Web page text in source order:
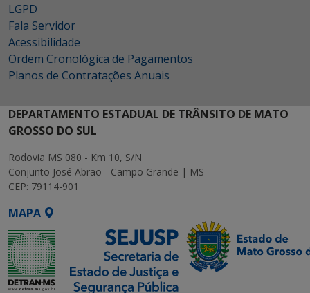
LGPD
Fala Servidor
Acessibilidade
Ordem Cronológica de Pagamentos
Planos de Contratações Anuais
DEPARTAMENTO ESTADUAL DE TRÂNSITO DE MATO
GROSSO DO SUL
Rodovia MS 080 - Km 10, S/N
Conjunto José Abrão - Campo Grande | MS
CEP: 79114-901
MAPA